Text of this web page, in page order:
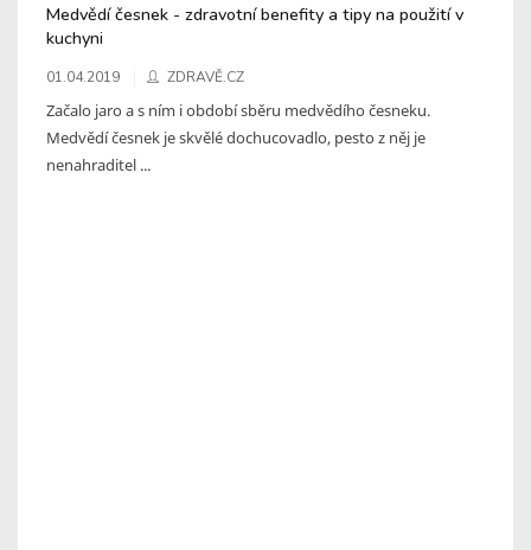
Medvědí česnek - zdravotní benefity a tipy na použití v
kuchyni
01.04.2019 ZDRAVĚ.CZ
Začalo jaro a s ním i období sběru medvědího česneku.
Medvědí česnek je skvělé dochucovadlo, pesto z něj je
nenahraditel ...